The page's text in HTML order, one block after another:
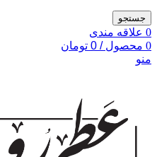
جستجو
0 علاقه مندی
0 محصول /
0 تومان
منو